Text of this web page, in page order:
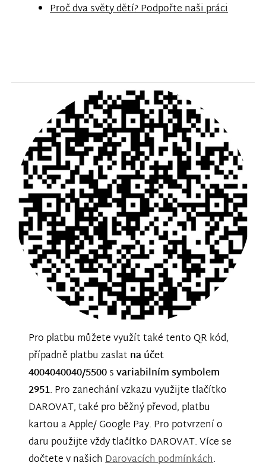
Proč dva světy dětí? Podpořte naši práci
Pro platbu můžete využít také tento QR kód,
případně platbu zaslat na účet
4004040040/5500svariabilním symbolem
2951. Pro zanechání vzkazu využijte tlačítko
DAROVAT, také pro běžný převod, platbu
kartou a Apple/ Google Pay. Pro potvrzení o
daru použijte vždy tlačítko DAROVAT. Více se
dočtete v našichDarovacích podmínkách.